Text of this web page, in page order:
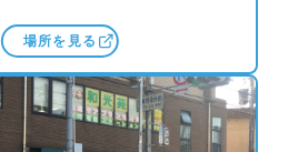
場所を見る